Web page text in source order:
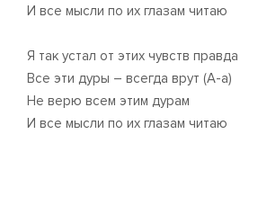
И все мысли по их глазам читаю
Я так устал от этих чувств правда
Все эти дуры – всегда врут (А-а)
Не верю всем этим дурам
И все мысли по их глазам читаю